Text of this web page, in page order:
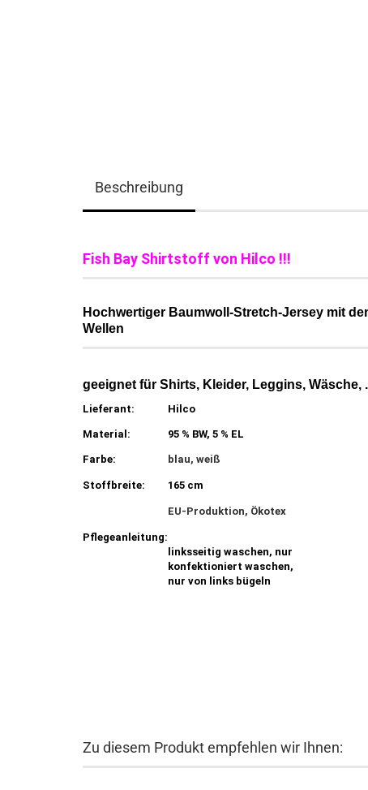
Beschreibung
Fish Bay Shirtstoff von Hilco !!!
Hochwertiger Baumwoll-Stretch-Jersey mit
Wellen
geeignet für Shirts, Kleider, Leggins, Wäsche,
Lieferant: Hilco
Material: 95 % BW, 5 % EL
Farbe: blau, weiß
Stoffbreite: 165 cm
EU-Produktion, Ökotex
Pflegeanleitung:
linksseitig waschen, nur
konfektioniert waschen,
nur von links bügeln
Zu diesem Produkt empfehlen wir Ihnen: